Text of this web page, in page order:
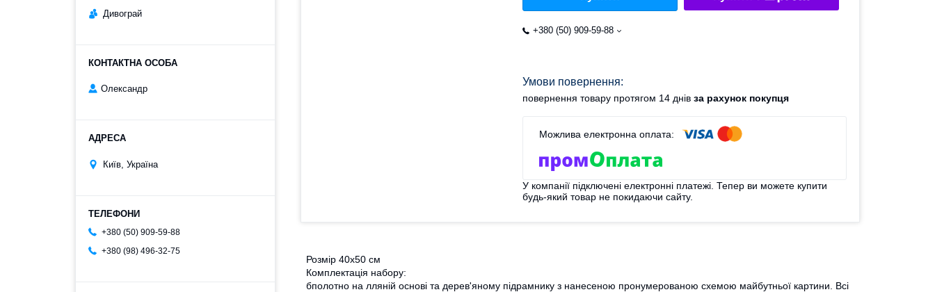
+380 (50) 909-59-88
повернення товару протягом 14 днів за рахунок покупця
У компанії підключені електронні платежі. Тепер ви можете купити
будь-який товар не покидаючи сайту.
Розмір 40x50 см
Комплектація набору:
бполотно на лляній основі та дерев'яному підрамнику з нанесеною пронумерованою схемою майбутньої картини. Всі
Дивограй
Олександр
Київ, Україна
+380 (50) 909-59-88
+380 (98) 496-32-75